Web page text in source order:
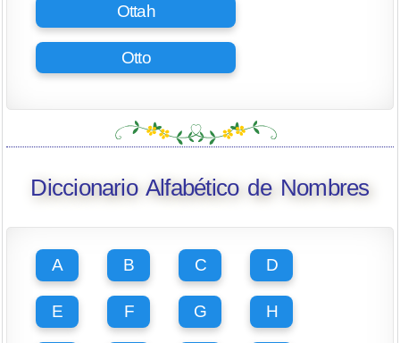
Ottah
Otto
Diccionario Alfabético de Nombres
A B C D
E F G H